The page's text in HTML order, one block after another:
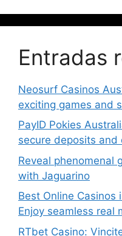
Entradas
Neosurf Casinos
exciting games and
PayID Pokies
secure deposits and
Reveal phenomenal
with Jaguarino
Best Online Casinos
Enjoy seamless real
RTbet Casino: